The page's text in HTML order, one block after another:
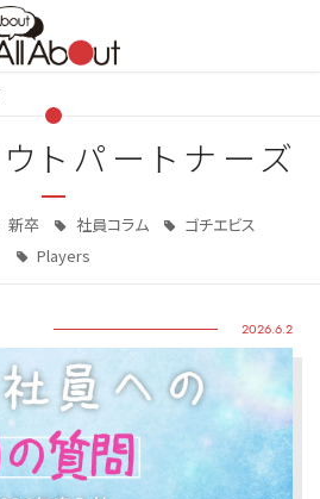
トパートナーズ
新卒 社員コラム
ゴチエビス
Players
2026.6.2